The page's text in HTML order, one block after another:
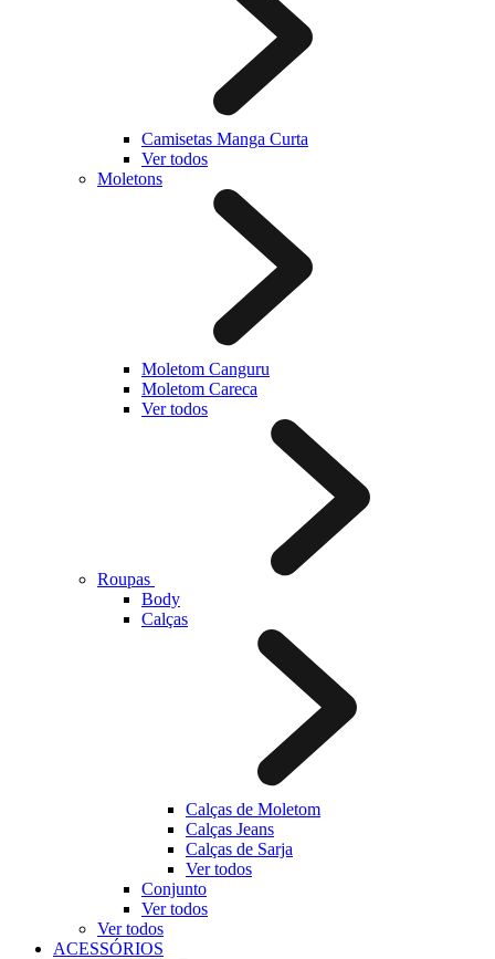
Camisetas Manga Curta
Ver todos
Moletons
Moletom Canguru
Moletom Careca
Ver todos
Roupas
Body
Calças
Calças de Moletom
Calças Jeans
Calças de Sarja
Ver todos
Conjunto
Ver todos
Ver todos
ACESSÓRIOS